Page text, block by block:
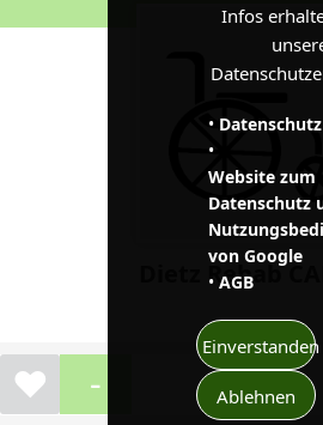
Infos
• Datenschutz
•
Website zum
Datenschutz
von Google
•AGB
Einverstanden
Ablehnen
Dietz Rehab
❤ -